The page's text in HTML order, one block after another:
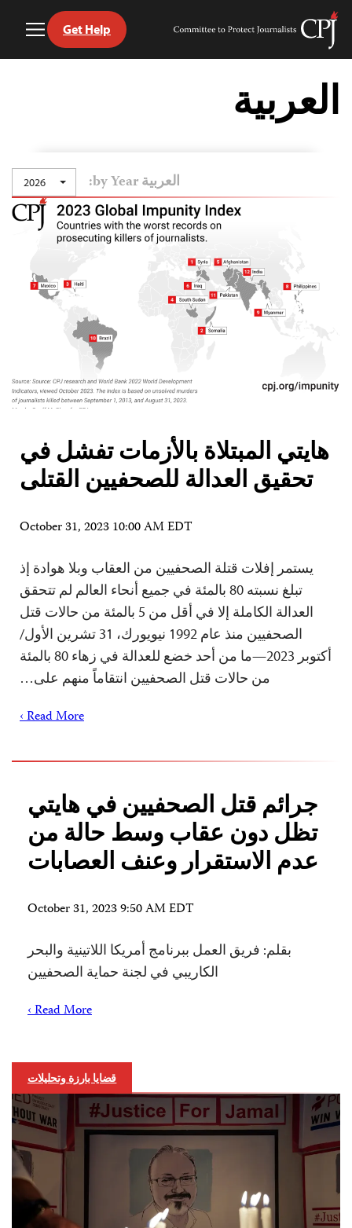
Skip
content
Committee
Get Help
العربية
العربية by Year: 2026
هايتي المبتلاة بالأزمات تفشل في
تحقيق العدالة للصحفيين القتلى
October 31, 2023 10:00 AM EDT
يستمر إفلات قتلة الصحفيين من العقاب وبلا هوادة إذ
تبلغ نسبته 80 بالمئة في جميع أنحاء العالم لم تتحقق
العدالة الكاملة إلا في أقل من 5 بالمئة من حالات قتل
الصحفيين منذ عام 1992 نيويورك، 31 تشرين الأول/
أكتوبر 2023—ما من أحد خضع للعدالة في زهاء 80 بالمئة
من حالات قتل الصحفيين انتقاماً منهم على…
Read More ›
جرائم قتل الصحفيين في هايتي
تظل دون عقاب وسط حالة من
عدم الاستقرار وعنف العصابات
October 31, 2023 9:50 AM EDT
بقلم: فريق العمل ببرنامج أمريكا اللاتينية والبحر
الكاريبي في لجنة حماية الصحفيين
Read More ›
قضايا بارزة وتحليلات